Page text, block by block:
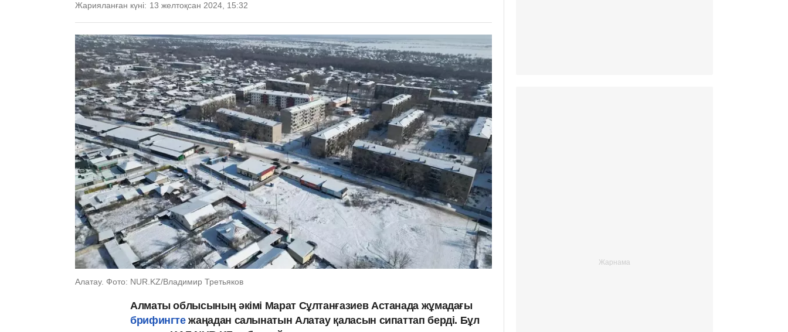
Жарияланған күні: 13 желтоқсан 2024, 15:32
Алатау. Фото: NUR.KZ/Владимир Третьяков
Алматы облысының әкімі Марат Сұлтанғазиев Астанада жұмадағы
брифингтежаңадан салынатын Алатау қаласын сипаттап берді. Бұл